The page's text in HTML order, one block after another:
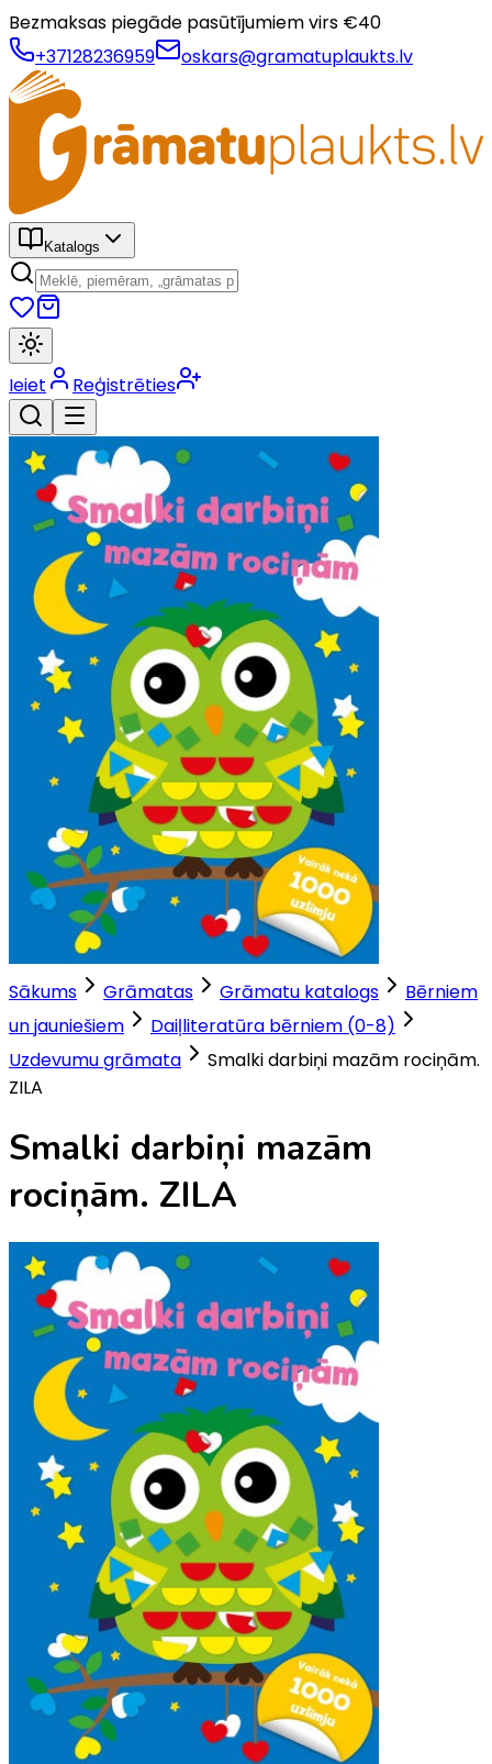
Bezmaksas piegāde pasūtījumiem virs €40
+37128236959
oskars@gramatuplaukts.lv
Katalogs
Ieiet Reģistrēties
Sākums Grāmatas Grāmatu katalogs
Bērniem
un jauniešiem
Daiļliteratūra bērniem (0-8)
Uzdevumu grāmata
Smalki darbiņi mazām rociņām.
ZILA
Smalki darbiņi mazām
rociņām. ZILA